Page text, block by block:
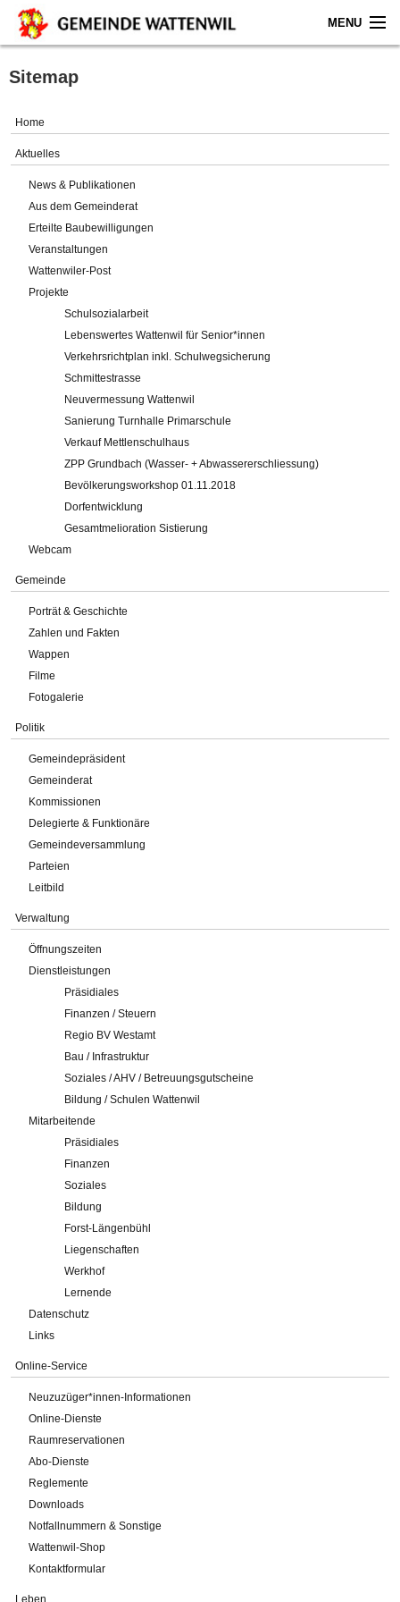
MENU
Home
Gemeinde
Verwaltung
Online-Service
Impressum
Sitemap
Home
Aktuelles
News & Publikationen
Aus dem Gemeinderat
Erteilte Baubewilligungen
Veranstaltungen
Wattenwiler-Post
Projekte
Schulsozialarbeit
Lebenswertes Wattenwil für Senior*innen
Verkehrsrichtplan inkl. Schulwegsicherung
Schmittestrasse
Neuvermessung Wattenwil
Sanierung Turnhalle Primarschule
Verkauf Mettlenschulhaus
ZPP Grundbach (Wasser- + Abwassererschliessung)
Bevölkerungsworkshop 01.11.2018
Dorfentwicklung
Gesamtmelioration Sistierung
Webcam
Gemeinde
Porträt & Geschichte
Zahlen und Fakten
Wappen
Filme
Fotogalerie
Politik
Gemeindepräsident
Gemeinderat
Kommissionen
Delegierte & Funktionäre
Gemeindeversammlung
Parteien
Leitbild
Verwaltung
Öffnungszeiten
Dienstleistungen
Präsidiales
Finanzen / Steuern
Regio BV Westamt
Bau / Infrastruktur
Soziales / AHV / Betreuungsgutscheine
Bildung / Schulen Wattenwil
Mitarbeitende
Präsidiales
Finanzen
Soziales
Bildung
Forst-Längenbühl
Liegenschaften
Werkhof
Lernende
Datenschutz
Links
Online-Service
Neuzuzüger*innen-Informationen
Online-Dienste
Raumreservationen
Abo-Dienste
Reglemente
Downloads
Notfallnummern & Sonstige
Wattenwil-Shop
Kontaktformular
Leben